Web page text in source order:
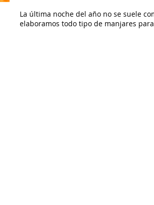
La última noche del año no se suele
elaboramos todo tipo de manjares